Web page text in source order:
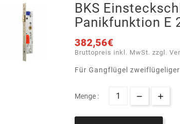
BKS
Panikfunktion E
382,56€
Bruttopreis inkl. MwSt. zzgl.
Für Gangflügel
Menge :